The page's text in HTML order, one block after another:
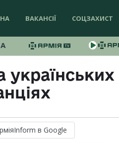
ВАКАНСІЇ СОЦЗАХИСТ
українських
в Google